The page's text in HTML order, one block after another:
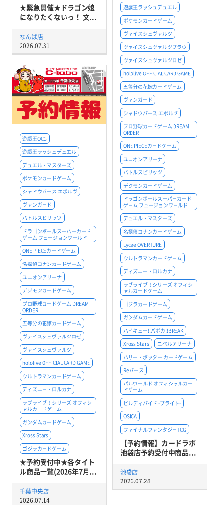
★緊急開催★ドラゴン娘
になりたくないっ！ 文...
なんば店
2026.07.31
遊戯王ラッシュデュエル
ポケモンカードゲーム
ヴァイスシュヴァルツ
ヴァイスシュヴァルツブラウ
ヴァイスシュヴァルツロゼ
hololive OFFICIAL CARD GAME
五等分の花嫁カードゲーム
ヴァンガード
シャドウバース エボルヴ
プロ野球カードゲーム DREAM
ORDER
ONE PIECEカードゲーム
ユニオンアリーナ
バトルスピリッツ
デジモンカードゲーム
ドラゴンボールスーパーカード
ゲーム フュージョンワールド
デュエル・マスターズ
名探偵コナンカードゲーム
Lycee OVERTURE
ウルトラマンカードゲーム
ディズニー・ロルカナ
ラブライブ！シリーズ オフィシ
ャルカードゲーム
ゴジラカードゲーム
ガンダムカードゲーム
ハイキュー!!バボカ!!BREAK
Xross Stars
ニベルアリーナ
ハリー・ポッター カードゲーム
Reバース
パルワールド オフィシャルカー
ドゲーム
ビルディバイド -ブライト-
OSICA
ファイナルファンタジーTCG
【予約情報】カードラボ
池袋店予約受付中商品...
池袋店
2026.07.28
遊戯王OCG
遊戯王ラッシュデュエル
デュエル・マスターズ
ポケモンカードゲーム
シャドウバース エボルヴ
ヴァンガード
バトルスピリッツ
ドラゴンボールスーパーカード
ゲーム フュージョンワールド
ONE PIECEカードゲーム
名探偵コナンカードゲーム
ユニオンアリーナ
デジモンカードゲーム
プロ野球カードゲーム DREAM
ORDER
五等分の花嫁カードゲーム
ヴァイスシュヴァルツロゼ
ヴァイスシュヴァルツ
hololive OFFICIAL CARD GAME
ウルトラマンカードゲーム
ディズニー・ロルカナ
ラブライブ！シリーズ オフィシ
ャルカードゲーム
ガンダムカードゲーム
Xross Stars
ゴジラカードゲーム
★予約受付中★各タイト
ル商品一覧(2026年7月...
千葉中央店
2026.07.14